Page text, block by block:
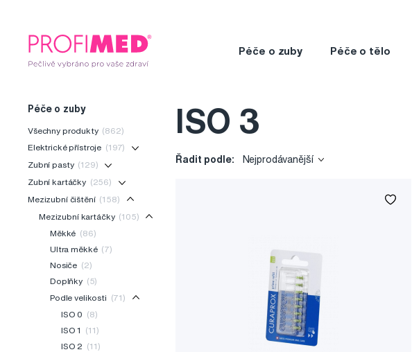
Péče o zuby Péče o tělo
Péče o zuby
Všechny produkty (862)
Elektrické přístroje (197)
Zubní pasty (129)
Zubní kartáčky (256)
Mezizubní čištění (158)
Mezizubní kartáčky (105)
Měkké (86)
Ultra měkké (7)
Nosiče (2)
Doplňky (5)
Podle velikosti
(71)
ISO 0 (8)
ISO 1 (11)
ISO 2 (11)
ISO 3
Řadit podle: Nejprodávanější